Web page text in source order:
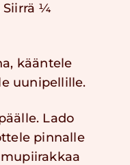
Siirrä ¼
kääntele
uunipellille.
Lado
pinnalle